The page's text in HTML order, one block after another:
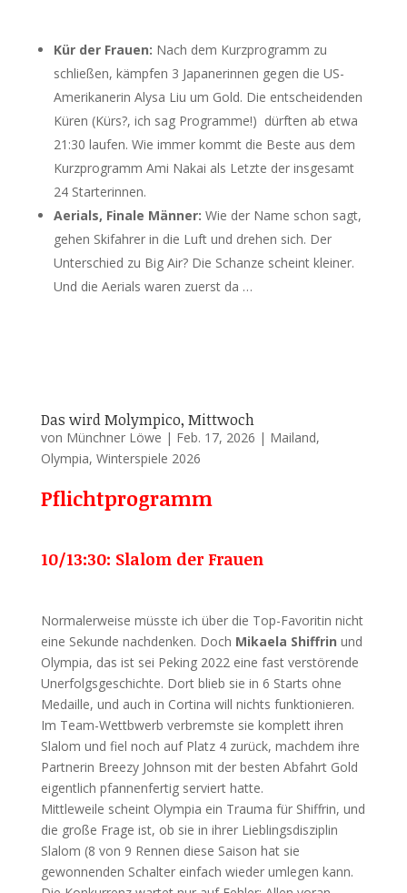
Kür der Frauen: Nach dem Kurzprogramm zu
schließen, kämpfen 3 Japanerinnen gegen die US-
Amerikanerin Alysa Liu um Gold. Die entscheidenden
Küren (Kürs?, ich sag Programme!) dürften ab etwa
21:30 laufen. Wie immer kommt die Beste aus dem
Kurzprogramm Ami Nakai als Letzte der insgesamt
24 Starterinnen.
Aerials, Finale Männer: Wie der Name schon sagt,
gehen Skifahrer in die Luft und drehen sich. Der
Unterschied zu Big Air? Die Schanze scheint kleiner.
Und die Aerials waren zuerst da …
Das wird Molympico, Mittwoch
von Münchner Löwe | Feb. 17, 2026 | Mailand,
Olympia, Winterspiele 2026
Pflichtprogramm
10/13:30: Slalom der Frauen
Normalerweise müsste ich über die Top-Favoritin nicht
eine Sekunde nachdenken. Doch Mikaela Shiffrin und
Olympia, das ist sei Peking 2022 eine fast verstörende
Unerfolgsgeschichte. Dort blieb sie in 6 Starts ohne
Medaille, und auch in Cortina will nichts funktionieren.
Im Team-Wettbwerb verbremste sie komplett ihren
Slalom und fiel noch auf Platz 4 zurück, machdem ihre
Partnerin Breezy Johnson mit der besten Abfahrt Gold
eigentlich pfannenfertig serviert hatte.
Mittleweile scheint Olympia ein Trauma für Shiffrin, und
die große Frage ist, ob sie in ihrer Lieblingsdisziplin
Slalom (8 von 9 Rennen diese Saison hat sie
gewonnenden Schalter einfach wieder umlegen kann.